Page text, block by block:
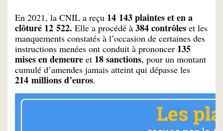
En 2021, la CNIL a reçu 14 143 plaintes et en a
clôturé 12 522. Elle a procédé à 384 contrôles et les
manquements constatés à l’occasion de certaines des
instructions menées ont conduit à prononcer 135
mises en demeure et 18 sanctions, pour un montant
cumulé d’amendes jamais atteint qui dépasse les
214 millions d’euros.